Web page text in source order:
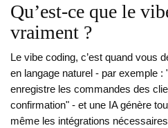
Qu’est-ce que le
vraiment ?
Le vibe coding, c’est quand vous
en langage naturel - par exemple :
enregistre les commandes des
confirmation" - et une IA génère
même les intégrations